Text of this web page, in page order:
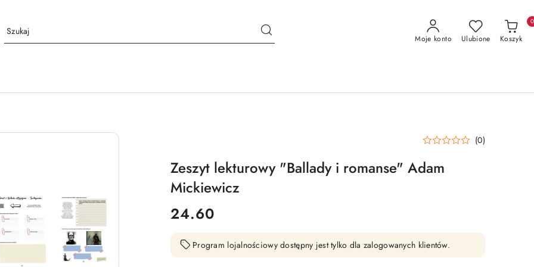
Moje konto Ulubione Koszyk
0
(0)
Zeszyt lekturowy "Ballady i romanse" Adam
Mickiewicz
cena:
24.60
Program lojalnościowy dostępny jest tylko dla zalogowanych klientów.